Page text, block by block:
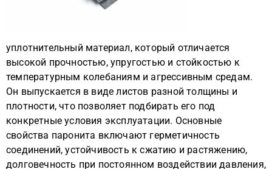
уплотнительный материал, который отличается
высокой прочностью, упругостью и стойкостью к
температурным колебаниям и агрессивным средам.
Он выпускается в виде листов разной толщины и
плотности, что позволяет подбирать его под
конкретные условия эксплуатации. Основные
свойства паронита включают герметичность
соединений, устойчивость к сжатию и растяжению,
долговечность при постоянном воздействии давления,